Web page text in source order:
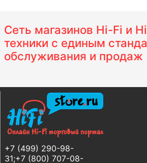
Сеть магазинов Hi-Fi и
техники с единым
обслуживания и продаж
+7 (499) 290-98-
31;+7 (800) 707-08-